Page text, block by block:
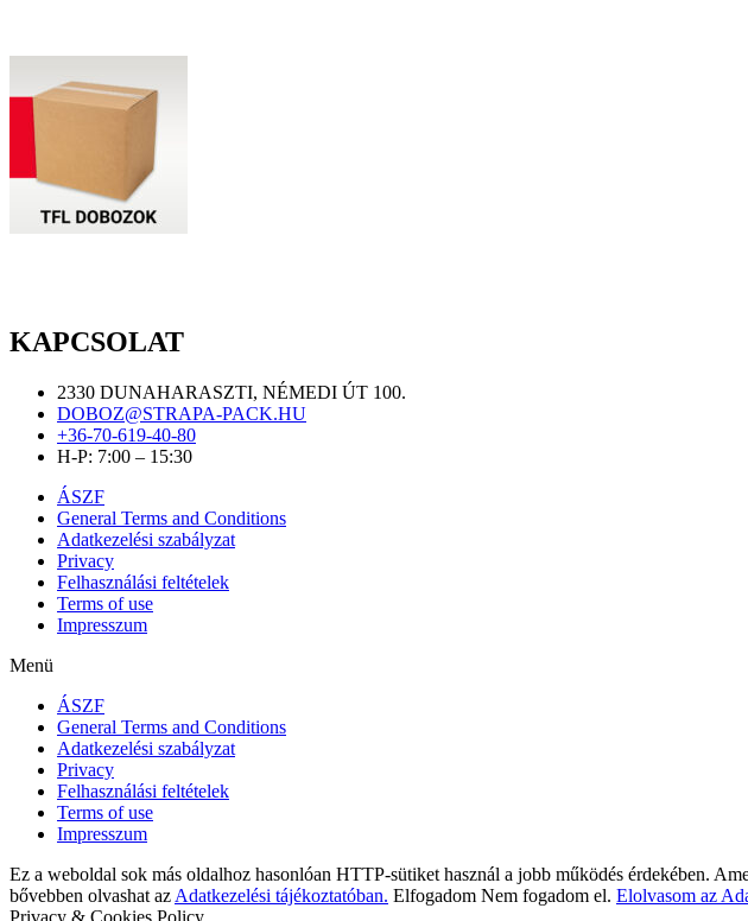
KAPCSOLAT
2330 DUNAHARASZTI, NÉMEDI ÚT 100.
DOBOZ@STRAPA-PACK.HU
+36-70-619-40-80
H-P: 7:00 – 15:30
ÁSZF
General Terms and Conditions
Adatkezelési szabályzat
Privacy
Felhasználási feltételek
Terms of use
Impresszum
Menü
ÁSZF
General Terms and Conditions
Adatkezelési szabályzat
Privacy
Felhasználási feltételek
Terms of use
Impresszum
Ez a weboldal sok más oldalhoz hasonlóan HTTP-sütiket használ a jobb működés érdekében.
bővebben olvashat az Adatkezelési tájékoztatóban. Elfogadom Nem fogadom el. Elolvasom az
Privacy & Cookies Policy